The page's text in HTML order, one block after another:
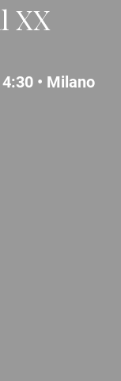
XX
• Milano